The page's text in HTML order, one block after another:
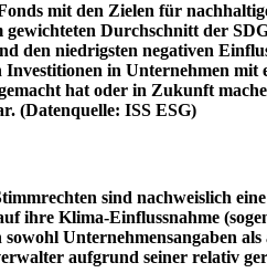
mit den Zielen für
Durchschnitt der
den niedrigsten negativen
in Unternehmen
hat oder in Zukunft
(Datenquelle: ISS ESG)
sind nachweislich
Klima-Einflussnahme
Unternehmensangaben
aufgrund seiner relativ